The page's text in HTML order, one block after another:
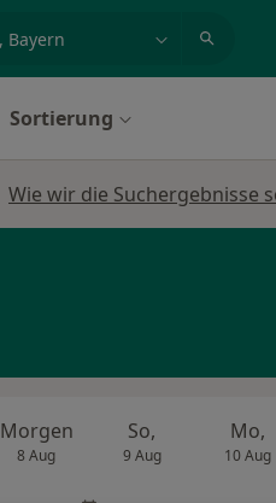
Sortierung
Wie wir die Suchergebnisse
Morgen
8 Aug
So,
9 Aug
Mo,
10 Aug